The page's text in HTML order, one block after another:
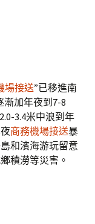
場接送”已移進南
漸加年夜到7-8
3.4米中浪到年
商務機場接送暴
和濱海游玩留意
積澇等災害。